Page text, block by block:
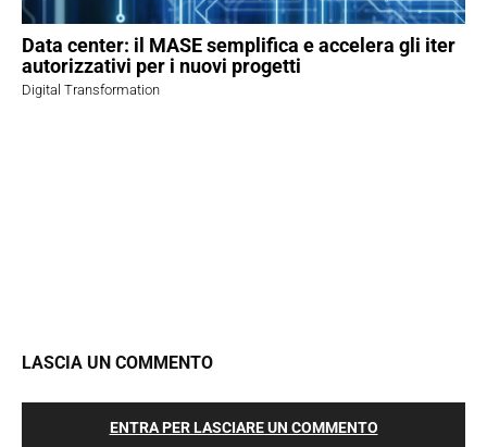
Data center: il MASE semplifica e accelera gli iter
autorizzativi per i nuovi progetti
Digital Transformation
LASCIA UN COMMENTO
ENTRA PER LASCIARE UN COMMENTO